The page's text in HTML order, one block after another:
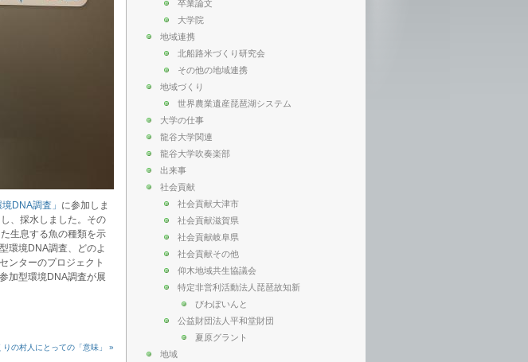
DNA調査」 に参加しま
、採水しました。その
生息する魚の種類を示
環境DNA調査、どのよ
ンターのプロジェクト
加型環境DNA調査が展
りの村人にとっての「意味」 »
卒業論文
大学院
地域連携
北船路米づくり研究会
その他の地域連携
地域づくり
世界農業遺産琵琶湖システム
大学の仕事
龍谷大学関連
龍谷大学吹奏楽部
出来事
社会貢献
社会貢献大津市
社会貢献滋賀県
社会貢献岐阜県
社会貢献その他
仰木地域共生協議会
特定非営利活動法人琵琶故知新
びわぽいんと
公益財団法人平和堂財団
夏原グラント
地域